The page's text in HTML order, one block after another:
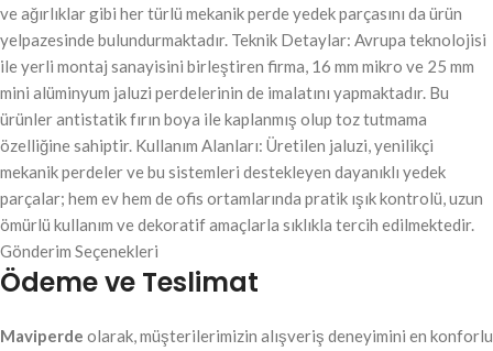
ve ağırlıklar gibi her türlü mekanik perde yedek parçasını da ürün
yelpazesinde bulundurmaktadır. Teknik Detaylar: Avrupa teknolojisi
ile yerli montaj sanayisini birleştiren firma, 16 mm mikro ve 25 mm
mini alüminyum jaluzi perdelerinin de imalatını yapmaktadır. Bu
ürünler antistatik fırın boya ile kaplanmış olup toz tutmama
özelliğine sahiptir. Kullanım Alanları: Üretilen jaluzi, yenilikçi
mekanik perdeler ve bu sistemleri destekleyen dayanıklı yedek
parçalar; hem ev hem de ofis ortamlarında pratik ışık kontrolü, uzun
ömürlü kullanım ve dekoratif amaçlarla sıklıkla tercih edilmektedir.
Gönderim Seçenekleri
Ödeme ve Teslimat
Maviperde olarak, müşterilerimizin alışveriş deneyimini en konforlu